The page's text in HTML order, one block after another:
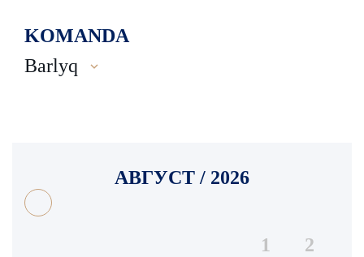
KOMANDA
Barlyq
АВГУСТ / 2026
1
2